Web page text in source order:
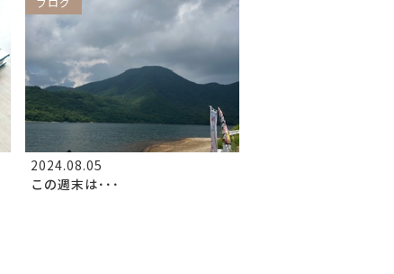
2024.08.05
この週末は･･･